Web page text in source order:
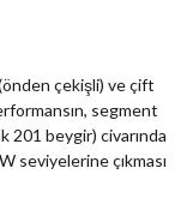
çekişli) ve çift
segment
201 beygir) civarında
seviyelerine çıkması